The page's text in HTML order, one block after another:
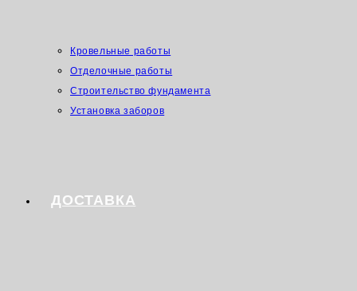
Кровельные работы
Отделочные работы
Строительство фундамента
Установка заборов
ДОСТАВКА